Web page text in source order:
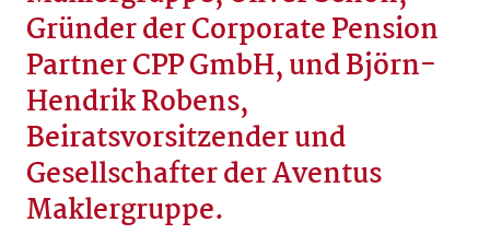
Gründer der Corporate Pension
Partner CPP GmbH, und Björn-
Hendrik Robens,
Beiratsvorsitzender und
Gesellschafter der Aventus
Maklergruppe.